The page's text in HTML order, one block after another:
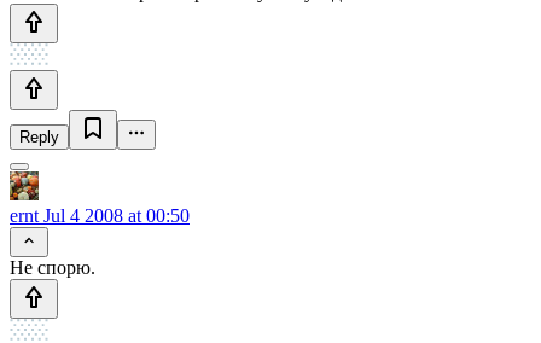
Reply
ernt Jul 4 2008 at 00:50
Не спорю.